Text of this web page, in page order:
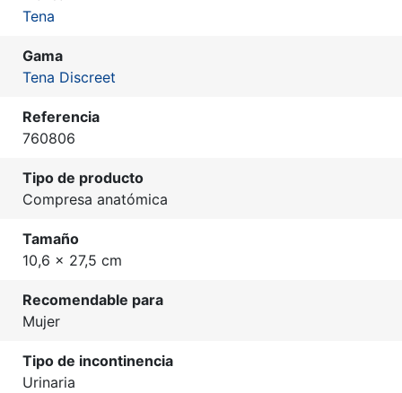
Tena
Gama
Tena Discreet
Referencia
760806
Tipo de producto
Compresa anatómica
Tamaño
10,6 x 27,5 cm
Recomendable para
Mujer
Tipo de incontinencia
Urinaria